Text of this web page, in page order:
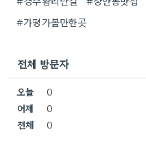
#가평가볼만한곳
전체 방문자
오늘
0
어제
0
전체
0